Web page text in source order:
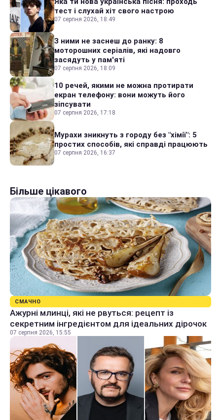
тест і слухай хіт свого настрою
07 серпня 2026, 18:49
З ними не заснеш до ранку: 8
моторошних серіалів, які надовго
засядуть у пам'яті
07 серпня 2026, 18:09
10 речей, якими не можна протирати
екран телефону: вони можуть його
зіпсувати
07 серпня 2026, 17:18
Мурахи зникнуть з городу без "хімії": 5
простих способів, які справді працюють
07 серпня 2026, 16:37
Більше цікавого
СМАЧНО
Ажурні млинці, які не рвуться: рецепт із
секретним інгредієнтом для ідеальних дірочок
07 серпня 2026, 15:55